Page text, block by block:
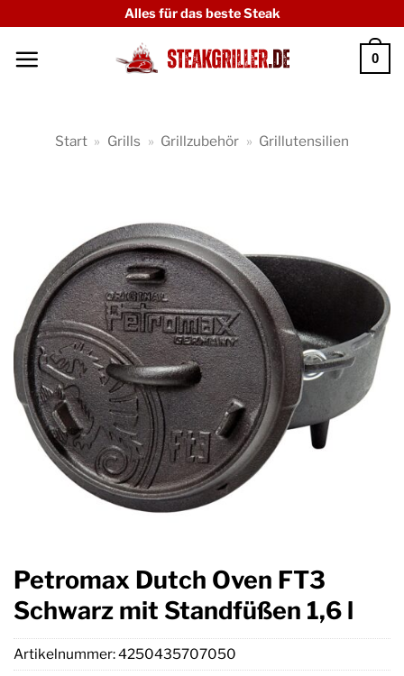
springen
Alles für das beste Steak
0
Start » Grills » Grillzubehör » Grillutensilien
Petromax Dutch Oven FT3
Schwarz mit Standfüßen 1,6 l
Artikelnummer:4250435707050